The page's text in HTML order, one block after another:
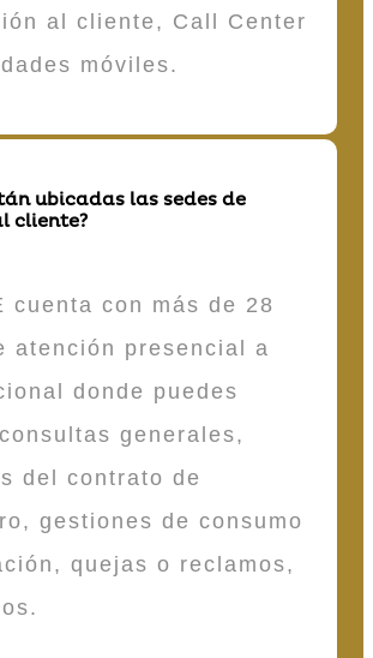
al cliente, Call Center
móviles.
ubicadas las sedes de
cliente?
cuenta con más de 28
atención presencial a
donde puedes
generales,
del contrato de
gestiones de consumo
quejas o reclamos,